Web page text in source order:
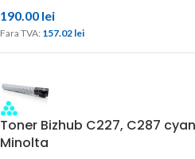
190.00 lei
Fara TVA: 157.02 lei
Toner Bizhub C227, C287
Minolta